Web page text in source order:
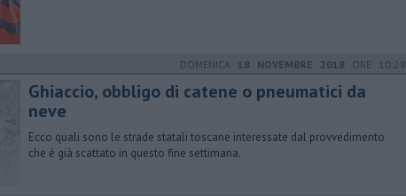
DOMENICA 18 NOVEMBRE 2018 ORE 10:28
Ghiaccio, obbligo di catene o pneumatici da
neve
Ecco quali sono le strade statali toscane interessate dal provvedimento
che è già scattato in questo fine settimana.